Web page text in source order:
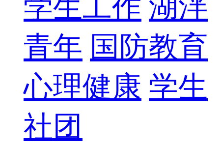
学生工作 湖泮
青年 国防教育
心理健康 学生
社团